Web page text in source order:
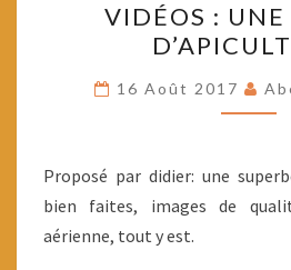
:
UNE
VIDÉOS : UNE
16 Août 2017
Proposé par didier: une
bien faites, images de
aérienne, tout y est.